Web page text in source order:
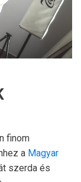
finom
a Magyar
szerda és